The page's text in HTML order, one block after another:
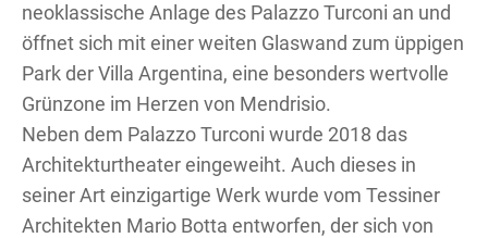
neoklassische Anlage des Palazzo Turconi an und
öffnet sich mit einer weiten Glaswand zum üppigen
Park der Villa Argentina, eine besonders wertvolle
Grünzone im Herzen von Mendrisio.
Neben dem Palazzo Turconi wurde 2018 das
Architekturtheater eingeweiht. Auch dieses in
seiner Art einzigartige Werk wurde vom Tessiner
Architekten Mario Botta entworfen, der sich von